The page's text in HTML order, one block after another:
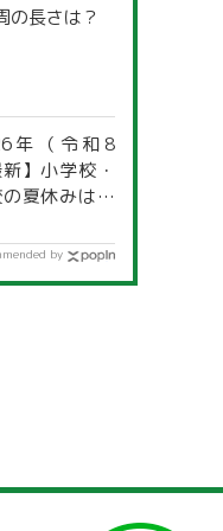
の長さは？
年（令和8
】小学校・
夏休みはい
「夏季休暇
by